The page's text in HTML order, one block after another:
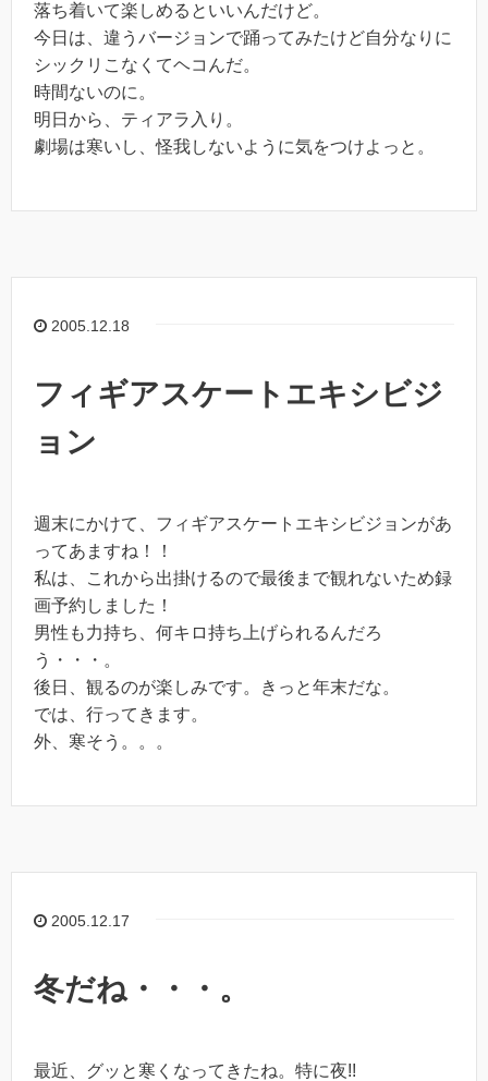
落ち着いて楽しめるといいんだけど。
今日は、違うバージョンで踊ってみたけど自分なりに
シックリこなくてヘコんだ。
時間ないのに。
明日から、ティアラ入り。
劇場は寒いし、怪我しないように気をつけよっと。
2005.12.18
フィギアスケートエキシビジ
ョン
週末にかけて、フィギアスケートエキシビジョンがあ
ってあますね！！
私は、これから出掛けるので最後まで観れないため録
画予約しました！
男性も力持ち、何キロ持ち上げられるんだろ
う・・・。
後日、観るのが楽しみです。きっと年末だな。
では、行ってきます。
外、寒そう。。。
2005.12.17
冬だね・・・。
最近、グッと寒くなってきたね。特に夜!!